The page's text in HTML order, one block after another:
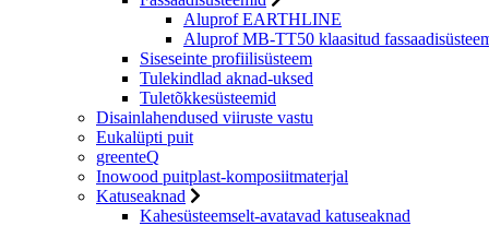
Aluprof EARTHLINE
Aluprof MB-TT50 klaasitud
Siseseinte profiilisüsteem
Tulekindlad aknad-uksed
Tuletõkkesüsteemid
Disainlahendused viiruste vastu
Eukalüpti puit
greenteQ
Inowood puitplast-komposiitmaterjal
Katuseaknad
Kahesüsteemselt-avatavad katuseaknad